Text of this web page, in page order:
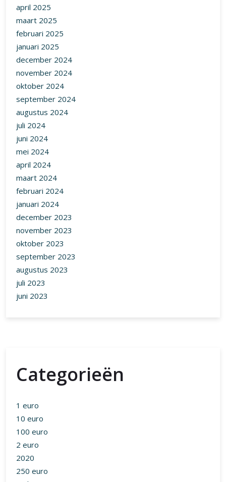
april 2025
maart 2025
februari 2025
januari 2025
december 2024
november 2024
oktober 2024
september 2024
augustus 2024
juli 2024
juni 2024
mei 2024
april 2024
maart 2024
februari 2024
januari 2024
december 2023
november 2023
oktober 2023
september 2023
augustus 2023
juli 2023
juni 2023
Categorieën
1 euro
10 euro
100 euro
2 euro
2020
250 euro